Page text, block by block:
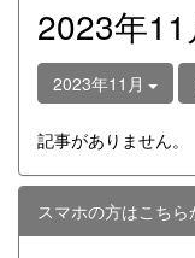
2023年
2023年11月
記事がありません。
スマホの方はこちら